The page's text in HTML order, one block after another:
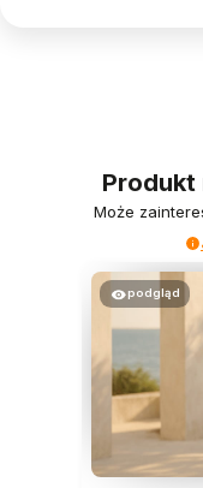
Produkt
Może
podgląd